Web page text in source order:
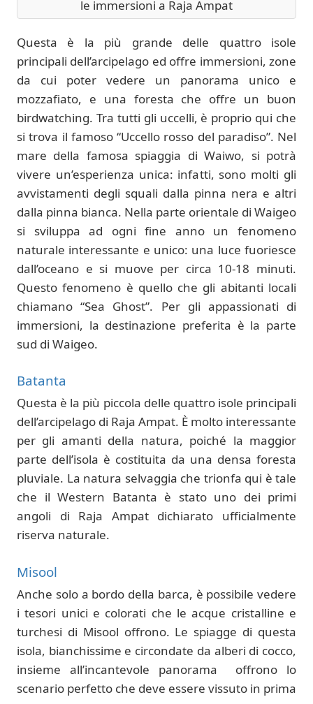
le immersioni a Raja Ampat
Questa è la più grande delle quattro isole
principali dell’arcipelago ed offre immersioni, zone
da cui poter vedere un panorama unico e
mozzafiato, e una foresta che offre un buon
birdwatching. Tra tutti gli uccelli, è proprio qui che
si trova il famoso “Uccello rosso del paradiso”. Nel
mare della famosa spiaggia di Waiwo, si potrà
vivere un’esperienza unica: infatti, sono molti gli
avvistamenti degli squali dalla pinna nera e altri
dalla pinna bianca. Nella parte orientale di Waigeo
si sviluppa ad ogni fine anno un fenomeno
naturale interessante e unico: una luce fuoriesce
dall’oceano e si muove per circa 10-18 minuti.
Questo fenomeno è quello che gli abitanti locali
chiamano “Sea Ghost”. Per gli appassionati di
immersioni, la destinazione preferita è la parte
sud di Waigeo.
Batanta
Questa è la più piccola delle quattro isole principali
dell’arcipelago di Raja Ampat. È molto interessante
per gli amanti della natura, poiché la maggior
parte dell’isola è costituita da una densa foresta
pluviale. La natura selvaggia che trionfa qui è tale
che il Western Batanta è stato uno dei primi
angoli di Raja Ampat dichiarato ufficialmente
riserva naturale.
Misool
Anche solo a bordo della barca, è possibile vedere
i tesori unici e colorati che le acque cristalline e
turchesi di Misool offrono. Le spiagge di questa
isola, bianchissime e circondate da alberi di cocco,
insieme all’incantevole panorama offrono lo
scenario perfetto che deve essere vissuto in prima